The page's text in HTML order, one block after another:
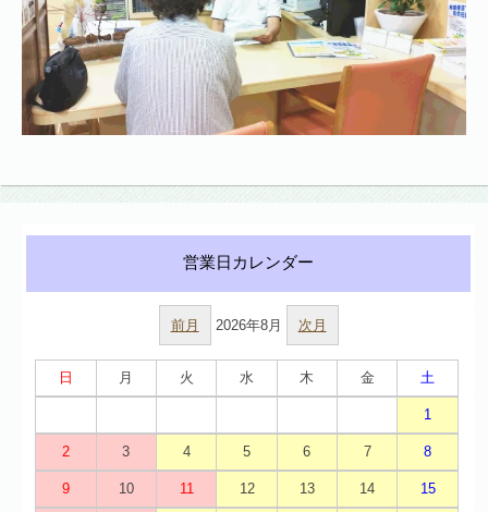
前月 2026年8月 次月
日 月 火 水 木 金 土
1
2 3 4 5 6 7 8
9 10 11 12 13 14 15